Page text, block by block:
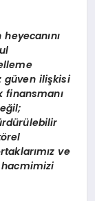
güven ilişkisi
finansmanı
örel
ve
hacmimizi